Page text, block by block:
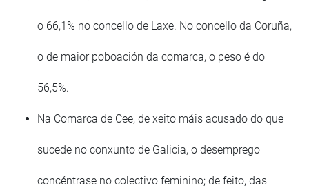
o 66,1% no concello de Laxe. No concello da Coruña,
o de maior poboación da comarca, o peso é do
56,5%.
Na Comarca de Cee, de xeito máis acusado do que
sucede no conxunto de Galicia, o desemprego
concéntrase no colectivo feminino; de feito, das